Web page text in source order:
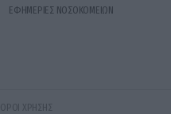
ΕΦΗΜΕΡΙΕΣ ΝΟΣΟΚΟΜΕΙΩΝ
ΟΡΟΙ ΧΡΗΣΗΣ